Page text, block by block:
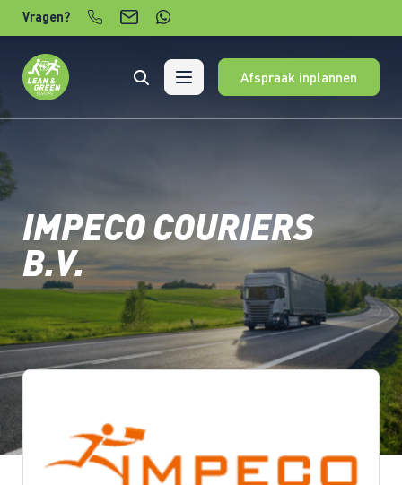
Verder naar content
Vragen?
Afspraak inplannen
IMPECO COURIERS
B.V.